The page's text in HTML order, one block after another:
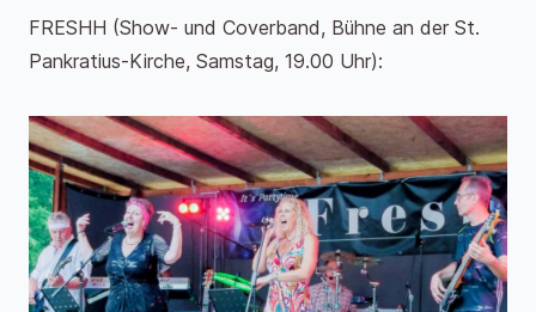
FRESHH (Show- und Coverband, Bühne an der St.
Pankratius-Kirche, Samstag, 19.00 Uhr):